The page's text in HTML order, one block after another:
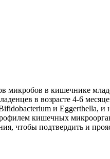
микробов в кишечнике
в возрасте 4-6
и Eggerthella,
кишечных
чтобы подтвердить и